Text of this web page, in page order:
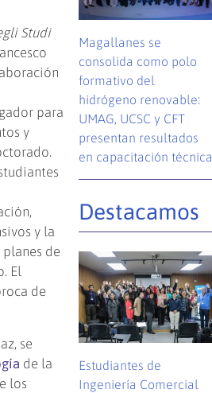
Studi
para
y
y la
planes de
El
de
se
de la
los
Magallanes se
consolida como polo
formativo del
hidrógeno renovable:
UMAG, UCSC y CFT
presentan resultados
en capacitación técnica
Destacamos
Estudiantes de
Ingeniería Comercial